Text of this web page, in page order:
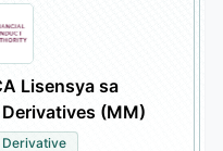
Lisensya sa
(MM)
Derivative